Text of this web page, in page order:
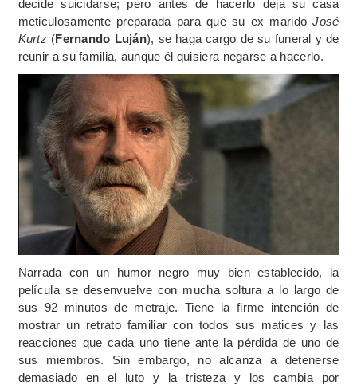
decide suicidarse; pero antes de hacerlo deja su casa
meticulosamente preparada para que su ex maridoJosé
Kurtz (Fernando Luján), se haga cargo de su funeral y de
reunir a su familia, aunque él quisiera negarse a hacerlo.
Narrada con un humor negro muy bien establecido, la
película se desenvuelve con mucha soltura a lo largo de
sus 92 minutos de metraje. Tiene la firme intención de
mostrar un retrato familiar con todos sus matices y las
reacciones que cada uno tiene ante la pérdida de uno de
sus miembros. Sin embargo, no alcanza a detenerse
demasiado en el luto y la tristeza y los cambia por